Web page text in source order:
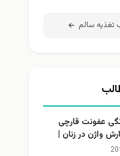
سالم
عفونت قارچی
واژن در زنان |
ایمن و کاربردی